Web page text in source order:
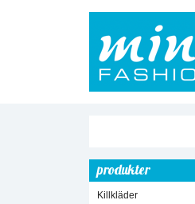
produkter
Killkläder